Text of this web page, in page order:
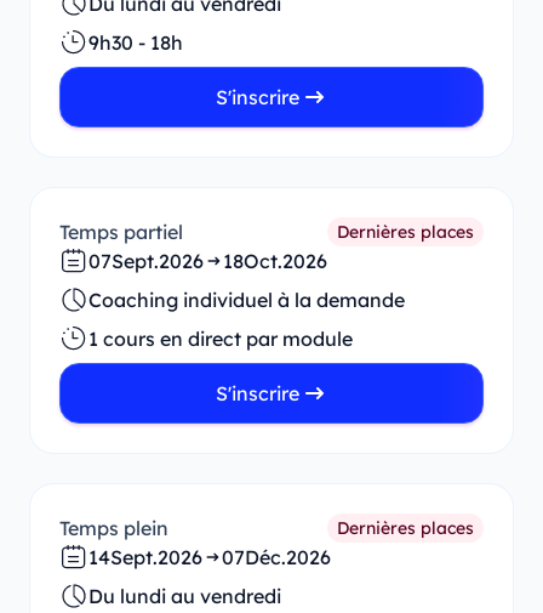
9h30 - 18h
S'inscrire
Temps partiel Dernières places
07Sept.2026 18Oct.2026
Coaching individuel à la demande
1 cours en direct par module
S'inscrire
Temps plein Dernières places
14Sept.2026 07Déc.2026
Du lundi au vendredi